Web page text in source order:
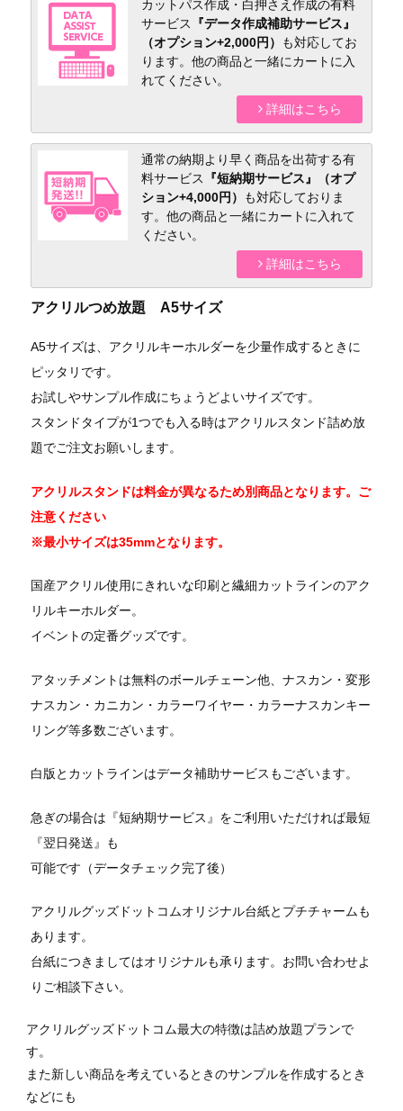
カットパス作成・白押さえ作成の有料
サービス
『データ作成補助サービス』
（オプション+2,000円）
も対応してお
ります。他の商品と一緒にカートに入
れてください。
詳細はこちら
通常の納期より早く商品を出荷する有
料サービス
『短納期サービス』（オプ
ション+4,000円）
も対応しておりま
す。他の商品と一緒にカートに入れて
ください。
詳細はこちら
アクリルつめ放題 A5サイズ
A5サイズは、アクリルキーホルダーを少量作成するときに
ピッタリです。
お試しやサンプル作成にちょうどよいサイズです。
スタンドタイプが1つでも入る時はアクリルスタンド詰め放
題でご注文お願いします。
アクリルスタンドは料金が異なるため別商品となります。ご
注意ください
※最小サイズは35mmとなります。
国産アクリル使用にきれいな印刷と繊細カットラインのアク
リルキーホルダー。
イベントの定番グッズです。
アタッチメントは無料のボールチェーン他、ナスカン・変形
ナスカン・カニカン・カラーワイヤー・カラーナスカンキー
リング等多数ございます。
白版とカットラインはデータ補助サービスもございます。
急ぎの場合は『短納期サービス』をご利用いただければ最短
『翌日発送』も
可能です（データチェック完了後）
アクリルグッズドットコムオリジナル台紙とプチチャームも
あります。
台紙につきましてはオリジナルも承ります。お問い合わせよ
りご相談下さい。
アクリルグッズドットコム最大の特徴は詰め放題プランで
す。
また新しい商品を考えているときのサンプルを作成するとき
などにも